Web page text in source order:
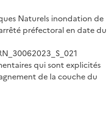
Naturels inondation de
préfectoral en date du
qui sont explicités
de la couche du